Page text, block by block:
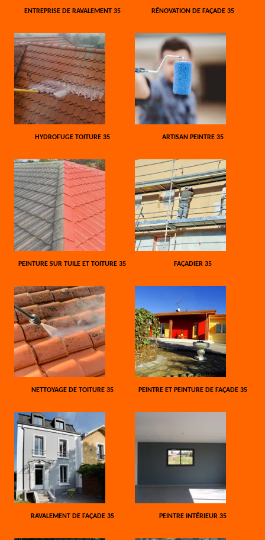
ENTREPRISE DE RAVALEMENT 35 RÉNOVATION DE FAÇADE 35
HYDROFUGE TOITURE 35 ARTISAN PEINTRE 35
PEINTURE SUR TUILE ET TOITURE 35 FAÇADIER 35
NETTOYAGE DE TOITURE 35 PEINTRE ET PEINTURE DE FAÇADE 35
RAVALEMENT DE FAÇADE 35 PEINTRE INTÉRIEUR 35